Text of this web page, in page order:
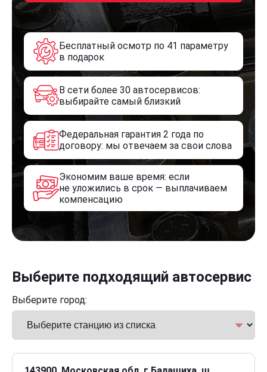
Бесплатный осмотр по 41 параметру
в подарок
В сети более 30 автосервисов:
выбирайте самый близкий
Федеральная гарантия 2 года по
договору: мы отвечаем за свои слова
Экономим ваше время: если
не уложились в срок — выплачиваем
компенсацию
Выберите подходящий автосервис
Выберите город: